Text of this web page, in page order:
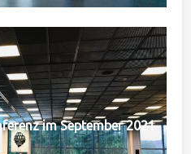
im September 2021